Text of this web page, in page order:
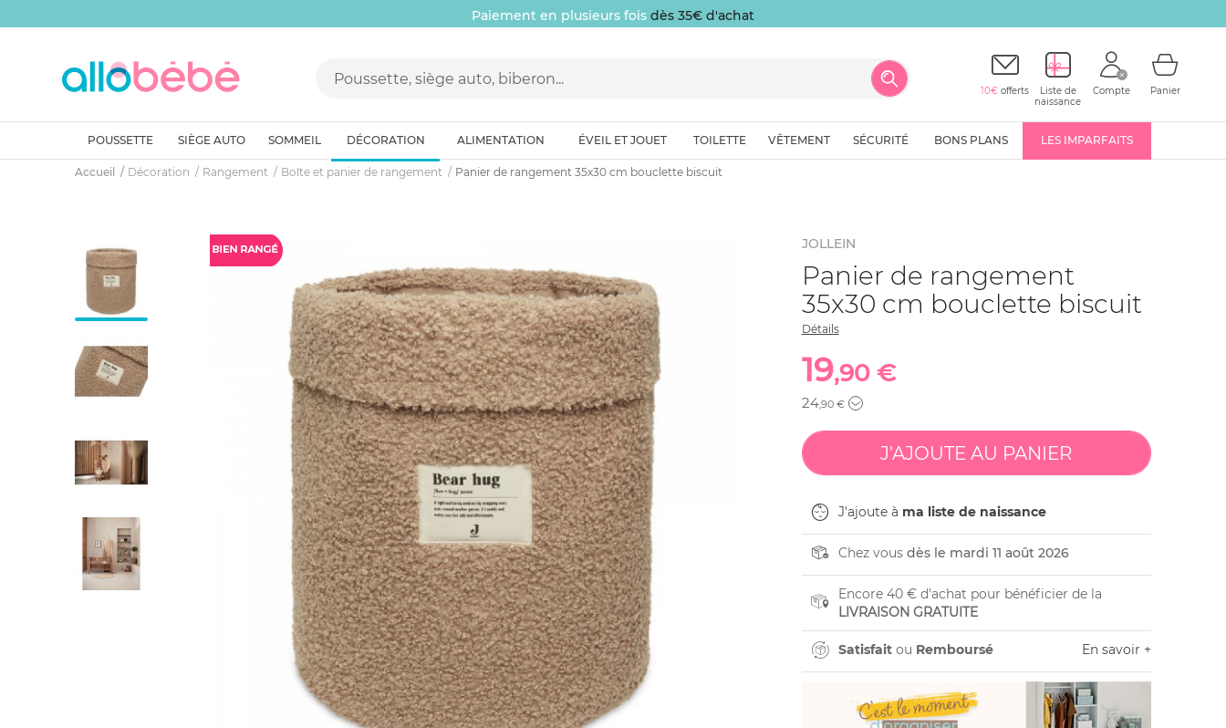
Paiement en plusieurs fois dès 35€ d'achat
10€ offerts
Liste de
naissance
Compte Panier
POUSSETTE SIÈGE AUTO SOMMEIL DÉCORATION ALIMENTATION ÉVEIL ET JOUET TOILETTE VÊTEMENT SÉCURITÉ BONS PLANS LES IMPARFAITS
Accueil Décoration Rangement Boîte et panier de rangement Panier de rangement 35x30 cm bouclette biscuit
JOLLEIN
Panier de rangement
35x30 cm bouclette biscuit
Détails
19,90 €
24,90 €
J'ajoute à ma liste de naissance
Chez vous dès le mardi 11 août 2026
Encore 40 € d'achat pour bénéficier de la
LIVRAISON GRATUITE
Satisfaitou Remboursé En savoir +